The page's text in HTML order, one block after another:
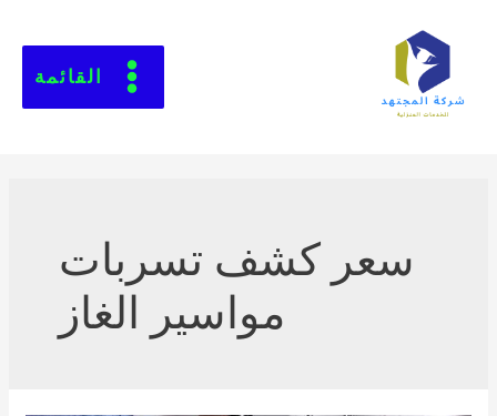
القائمة
سعر كشف تسربات
مواسير الغاز